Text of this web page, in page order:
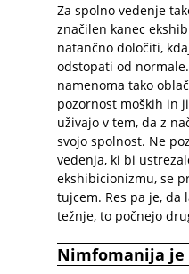
Za spolno vedenje
značilen kanec
natančno določiti,
odstopati od
namenoma tako
pozornost moških in
uživajo v tem, da z
svojo spolnost. Ne
vedenja, ki bi
ekshibicionizmu, se
tujcem. Res pa je, da
težnje, to počnejo
Nimfomanija je